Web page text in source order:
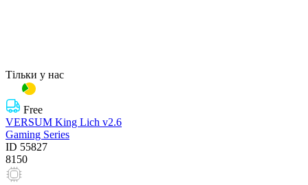
Тільки у нас
Free
VERSUM King Lich v2.6
Gaming Series
ID 55827
8150